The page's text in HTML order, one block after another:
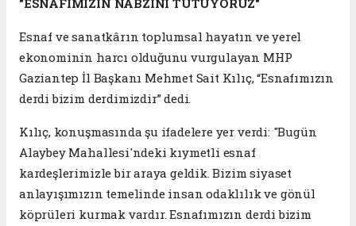
"ESNAFIMIZIN NABZINI TUTUYORUZ"
Esnaf ve sanatkârın toplumsal hayatın ve yerel
ekonominin harcı olduğunu vurgulayan MHP
Gaziantep İl Başkanı Mehmet Sait Kılıç, “Esnafımızın
derdi bizim derdimizdir” dedi.
Kılıç, konuşmasında şu ifadelere yer verdi: "Bugün
Alaybey Mahallesi'ndeki kıymetli esnaf
kardeşlerimizle bir araya geldik. Bizim siyaset
anlayışımızın temelinde insan odaklılık ve gönül
köprüleri kurmak vardır. Esnafımızın derdi bizim